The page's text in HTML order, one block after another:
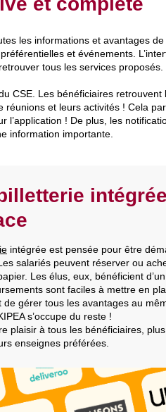
les informations et avantages
et événements.
tous les services proposés.
CSE. Les bénéficiaires retrouvent
et leurs activités ! Cela
l’application ! De plus, les
information importante.
intégrée est pensée pour être
salariés peuvent réserver ou
Les élus, eux, bénéficient
sont faciles à mettre en
de gérer tous les avantages au
s’occupe du reste !
plaisir à tous les bénéficiaires,
enseignes préférées.